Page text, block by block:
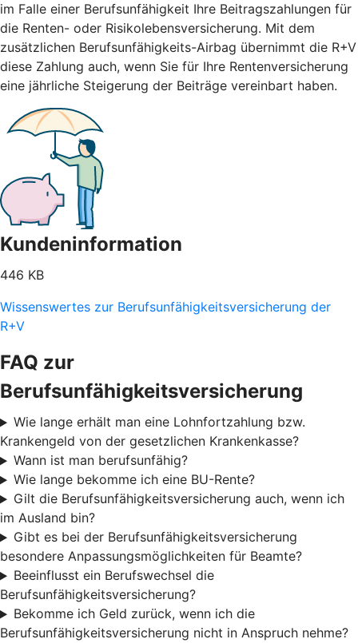
im Falle einer Berufsunfähigkeit Ihre Beitragszahlungen für
die Renten- oder Risikolebensversicherung. Mit dem
zusätzlichen Berufsunfähigkeits-Airbag übernimmt die R+V
diese Zahlung auch, wenn Sie für Ihre Rentenversicherung
eine jährliche Steigerung der Beiträge vereinbart haben.
Kundeninformation
446 KB
Wissenswertes zur Berufsunfähigkeitsversicherung der
R+V
FAQ zur
Berufsunfähigkeitsversicherung
Wie lange erhält man eine Lohnfortzahlung bzw.
Krankengeld von der gesetzlichen Krankenkasse?
Wann ist man berufsunfähig?
Wie lange bekomme ich eine BU-Rente?
Gilt die Berufsunfähigkeitsversicherung auch, wenn ich
im Ausland bin?
Gibt es bei der Berufsunfähigkeitsversicherung
besondere Anpassungsmöglichkeiten für Beamte?
Beeinflusst ein Berufswechsel die
Berufsunfähigkeitsversicherung?
Bekomme ich Geld zurück, wenn ich die
Berufsunfähigkeitsversicherung nicht in Anspruch nehme?